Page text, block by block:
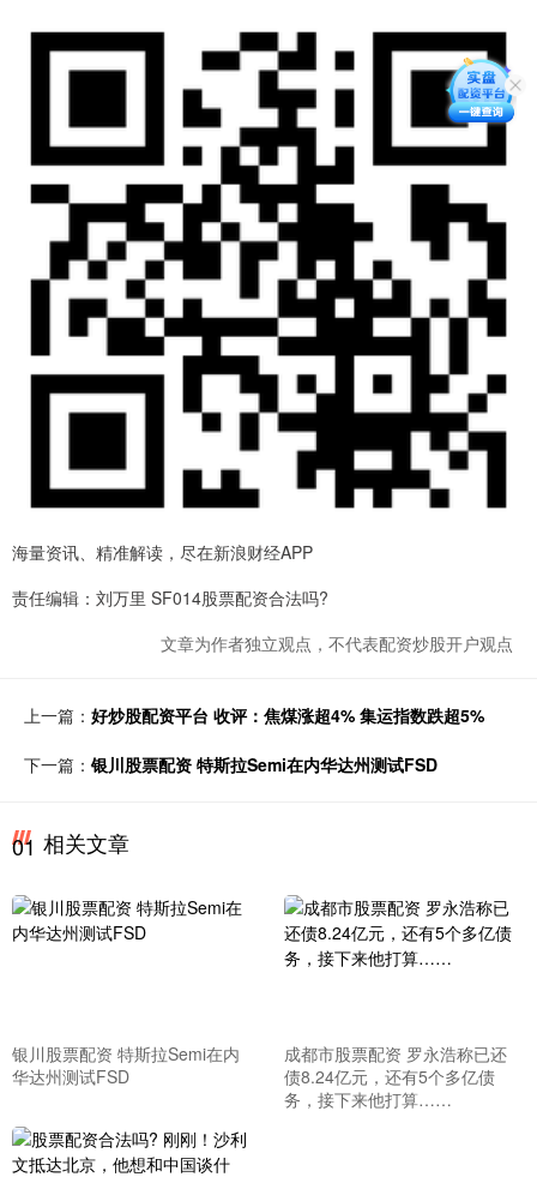
海量资讯、精准解读，尽在新浪财经APP
责任编辑：刘万里 SF014股票配资合法吗?
文章为作者独立观点，不代表配资炒股开户观点
上一篇： 好炒股配资平台 收评：焦煤涨超4% 集运指数跌超5%
下一篇： 银川股票配资 特斯拉Semi在内华达州测试FSD
01 相关文章
银川股票配资 特斯拉Semi在内
华达州测试FSD
成都市股票配资 罗永浩称已还
债8.24亿元，还有5个多亿债
务，接下来他打算……